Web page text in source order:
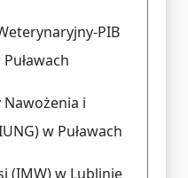
PIB
i
w Puławach
(IMW) w Lublinie